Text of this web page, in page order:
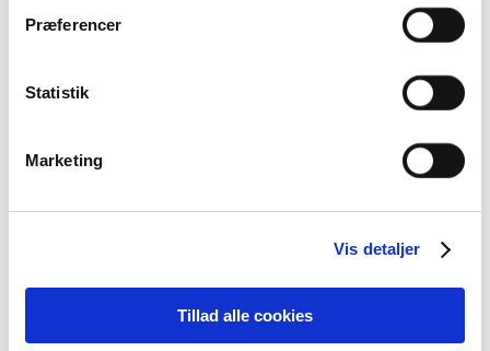
Præferencer
Statistik
Marketing
Vis detaljer
Tillad alle cookies
Politik for forrentning af